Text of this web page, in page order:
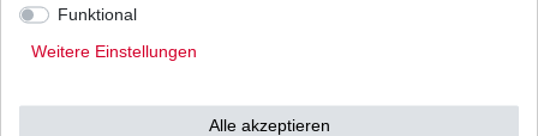
Impressum
Funktional
Weitere Einstellungen
Alle akzeptieren